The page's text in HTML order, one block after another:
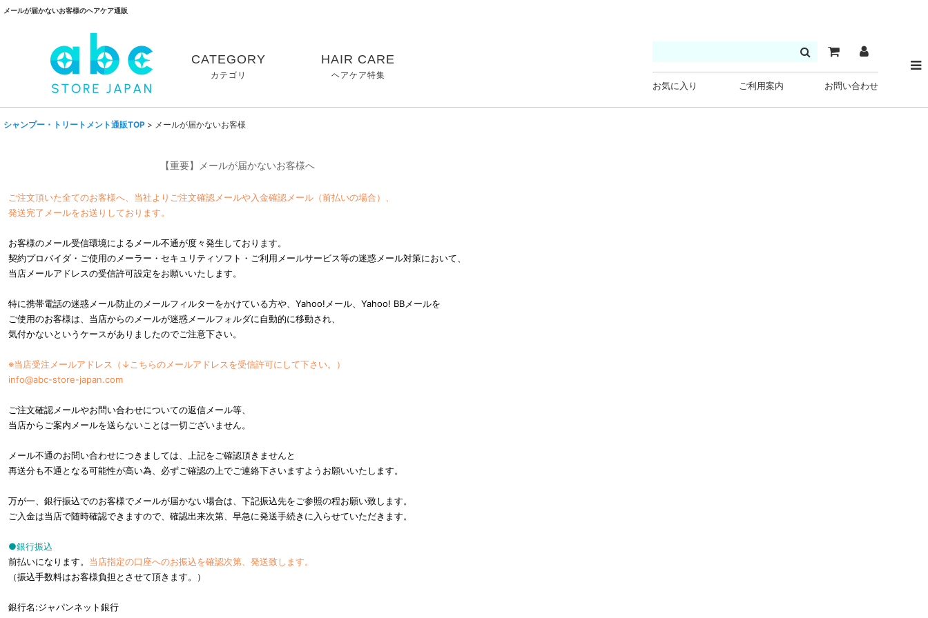
メールが届かないお客様のヘアケア通販
CATEGORY
カテゴリ
HAIR CARE
ヘアケア特集
お気に入り ご利用案内 お問い合わせ
シャンプー・トリートメント通販TOP > メールが届かないお客様
【重要】メールが届かないお客様へ
ご注文頂いた全てのお客様へ、当社よりご注文確認メールや入金確認メール（前払いの場合）、
発送完了メールをお送りしております。
お客様のメール受信環境によるメール不通が度々発生しております。
契約プロバイダ・ご使用のメーラー・セキュリティソフト・ご利用メールサービス等の迷惑メール対策において、
当店メールアドレスの受信許可設定をお願いいたします。
特に携帯電話の迷惑メール防止のメールフィルターをかけている方や、Yahoo!メール、Yahoo! BBメールを
ご使用のお客様は、当店からのメールが迷惑メールフォルダに自動的に移動され、
気付かないというケースがありましたのでご注意下さい。
※当店受注メールアドレス（↓こちらのメールアドレスを受信許可にして下さい。）
info@abc-store-japan.com
ご注文確認メールやお問い合わせについての返信メール等、
当店からご案内メールを送らないことは一切ございません。
メール不通のお問い合わせにつきましては、上記をご確認頂きませんと
再送分も不通となる可能性が高い為、必ずご確認の上でご連絡下さいますようお願いいたします。
万が一、銀行振込でのお客様でメールが届かない場合は、下記振込先をご参照の程お願い致します。
ご入金は当店で随時確認できますので、確認出来次第、早急に発送手続きに入らせていただきます。
●銀行振込
前払いになります。 当店指定の口座へのお振込を確認次第、発送致します。
（振込手数料はお客様負担とさせて頂きます。）
銀行名:ジャパンネット銀行